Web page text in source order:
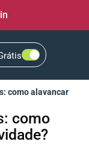
como alavancar
como